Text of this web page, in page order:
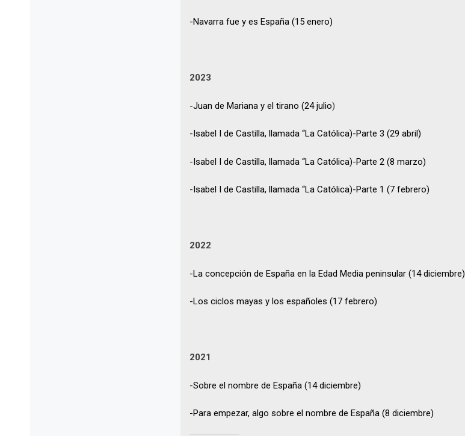
-Navarra fue y es España (15 enero)
2023
-Juan de Mariana y el tirano (24 julio)
-Isabel I de Castilla, llamada “La Católica)-Parte 3 (29 abril)
-Isabel I de Castilla, llamada “La Católica)-Parte 2 (8 marzo)
-Isabel I de Castilla, llamada “La Católica)-Parte 1 (7 febrero)
2022
-La concepción de España en la Edad Media peninsular (14 diciembre)
-Los ciclos mayas y los españoles (17 febrero)
2021
-Sobre el nombre de España (14 diciembre)
-Para empezar, algo sobre el nombre de España (8 diciembre)